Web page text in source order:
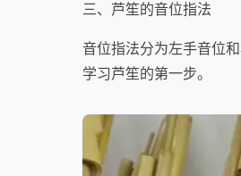
三、芦笙的音位指法
音位指法分为左手音位
学习芦笙的第一步。